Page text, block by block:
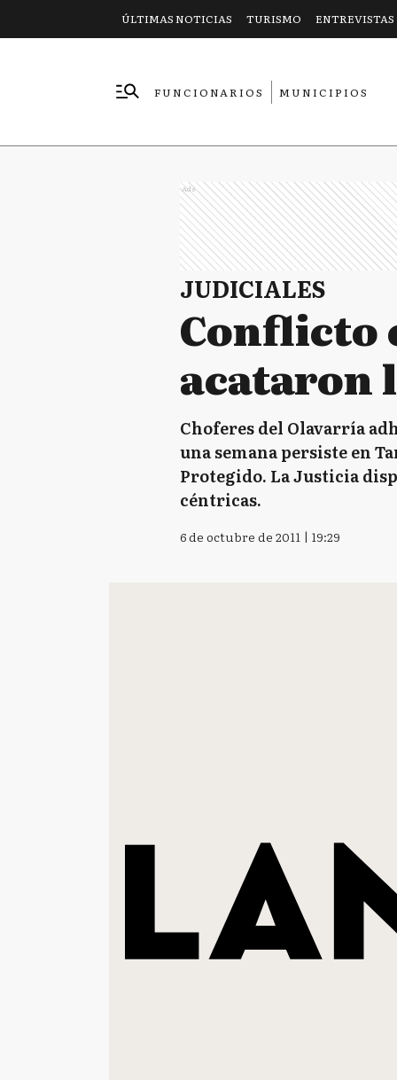
ÚLTIMAS NOTICIAS TURISMO ENTREVISTAS
FUNCIONARIOS
MUNICIPIOS
Ads
JUDICIALES
Conflicto
acataron
Choferes del Olavarría
una semana persiste en
Protegido. La Justicia
céntricas.
6 de octubre de 2011 | 19:29